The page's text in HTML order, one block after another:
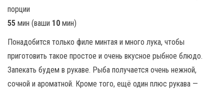
порции
55 мин (ваши 10 мин)
Понадобится только филе минтая и много лука, чтобы
приготовить такое простое и очень вкусное рыбное блюдо.
Запекать будем в рукаве. Рыба получается очень нежной,
сочной и ароматной. Кроме того, ещё один плюс рукава —